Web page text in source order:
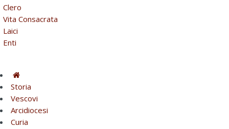
Clero
Vita Consacrata
Laici
Enti
Storia
Vescovi
Arcidiocesi
Curia